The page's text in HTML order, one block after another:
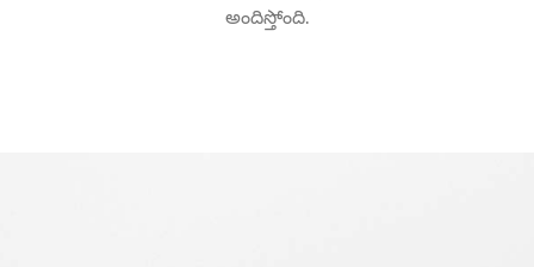
అందిస్తోంది.